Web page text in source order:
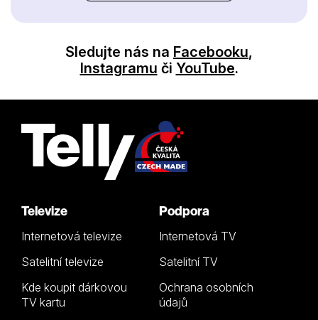
Sledujte nás na Facebooku,
Instagramu či YouTube.
Televize
Internetová televize
Satelitní televize
Kde koupit dárkovou
TV kartu
Podpora
Internetová TV
Satelitní TV
Ochrana osobních
údajů